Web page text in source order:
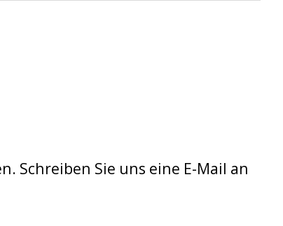
Schreiben Sie uns eine E-Mail an